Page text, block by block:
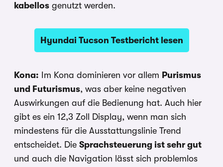
kabellos genutzt werden.
Hyundai Tucson Testbericht lesen
Kona: Im Kona dominieren vor allem Purismus
und Futurismus, was aber keine negativen
Auswirkungen auf die Bedienung hat. Auch hier
gibt es ein 12,3 Zoll Display, wenn man sich
mindestens für die Ausstattungslinie Trend
entscheidet. Die Sprachsteuerung ist sehr gut
und auch die Navigation lässt sich problemlos